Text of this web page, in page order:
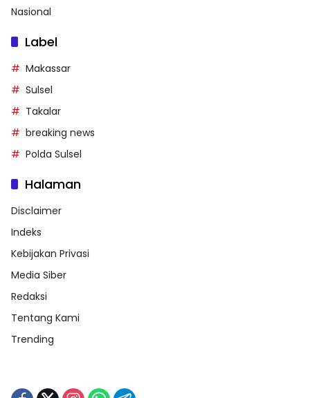
Nasional
Label
Makassar
Sulsel
Takalar
breaking news
Polda Sulsel
Halaman
Disclaimer
Indeks
Kebijakan Privasi
Media Siber
Redaksi
Tentang Kami
Trending